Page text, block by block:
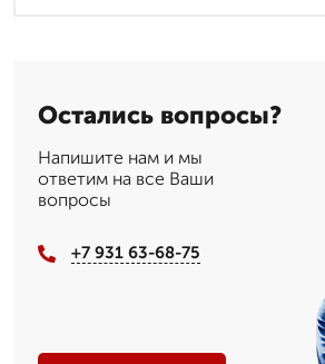
Остались вопросы?
Напишите нам и мы
ответим на все Ваши
вопросы
+7 931 63-68-75